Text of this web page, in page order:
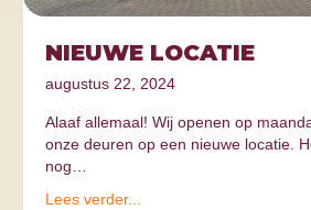
NIEUWE LOCATIE
augustus 22, 2024
Alaaf allemaal! Wij openen op
onze deuren op een nieuwe locatie.
nog…
Lees verder...